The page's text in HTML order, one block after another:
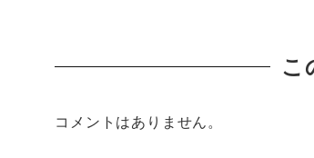
こ
コメントはありません。